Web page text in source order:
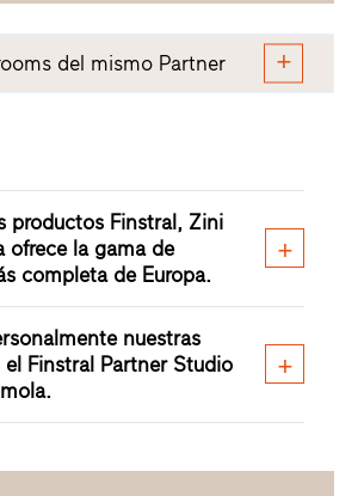
del mismo Partner
productos Finstral, Zini
ofrece la gama de
completa de Europa.
nuestras
el Finstral Partner Studio